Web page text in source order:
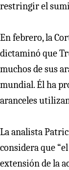
restringir el
En febrero, la
dictaminó que
muchos de sus
mundial. Él ha
aranceles
La analista
considera que
extensión de la